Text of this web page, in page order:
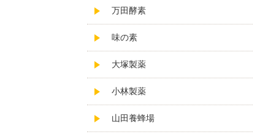
万田酵素
味の素
大塚製薬
小林製薬
山田養蜂場